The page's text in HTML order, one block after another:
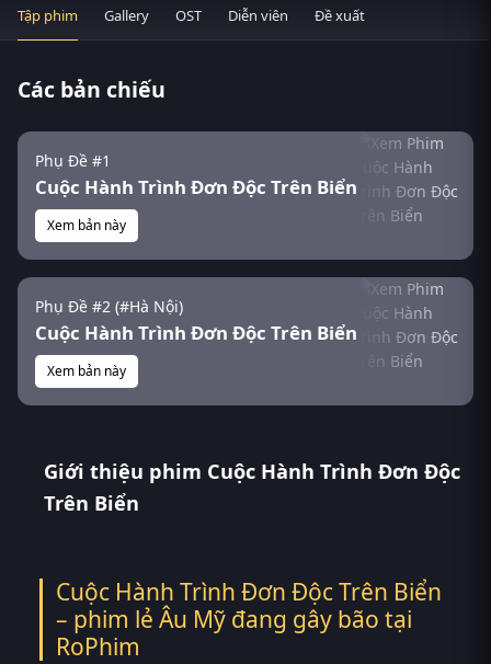
Tập phim Gallery OST Diễn viên Đề xuất
Các bản chiếu
Phụ Đề #1
Cuộc Hành Trình Đơn Độc Trên Biển
Xem bản này
Phụ Đề #2 (#Hà Nội)
Cuộc Hành Trình Đơn Độc Trên Biển
Xem bản này
Giới thiệu phim Cuộc Hành Trình Đơn Độc
Trên Biển
Cuộc Hành Trình Đơn Độc Trên Biển
– phim lẻ Âu Mỹ đang gây bão tại
RoPhim